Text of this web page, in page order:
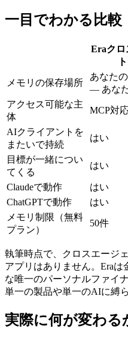
一目でわかる比較
Eraクロ
メモリの保存場所
あなた
— あな
アクセス可能な主
体
MCP対
AIクライアントを
またいで持続
はい
目標が一緒につい
てくる
はい
Claudeで動作 はい
ChatGPTで動作
はい
メモリ制限（無料
プラン）
50件
執筆時点で、クロスエージ
アプリはありません。Era
な唯一のパーソナルファイ
単一の製品や単一のAIに縛
実際に何が変わる